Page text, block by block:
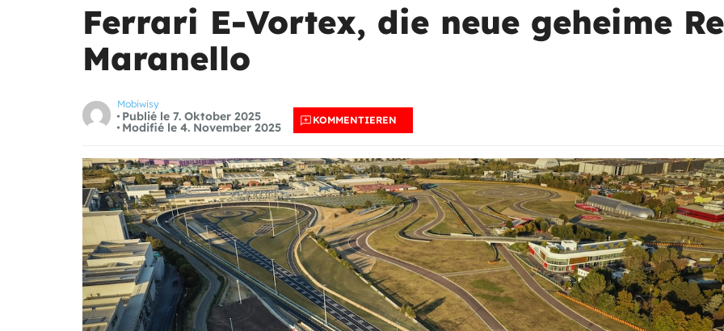
Ferrari E-Vortex, die neue geheime
Maranello
Mobiwisy
Publié le 7. Oktober 2025
Modifié le 4. November 2025
KOMMENTIEREN